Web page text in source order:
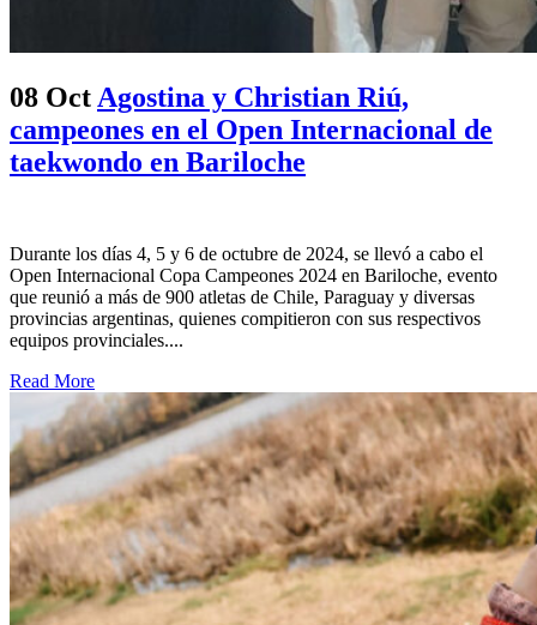
08 Oct Agostina y Christian Riú,
campeones en el Open Internacional de
taekwondo en Bariloche
Durante los días 4, 5 y 6 de octubre de 2024, se llevó a cabo el
Open Internacional Copa Campeones 2024 en Bariloche, evento
que reunió a más de 900 atletas de Chile, Paraguay y diversas
provincias argentinas, quienes compitieron con sus respectivos
equipos provinciales....
Read More